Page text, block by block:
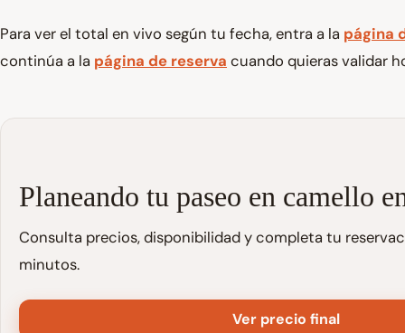
Para ver el total en vivo según tu fecha, entra a la página
continúa a la página de reserva cuando quieras validar
Planeando tu paseo en camello
Consulta precios, disponibilidad y completa tu
minutos.
Ver precio final